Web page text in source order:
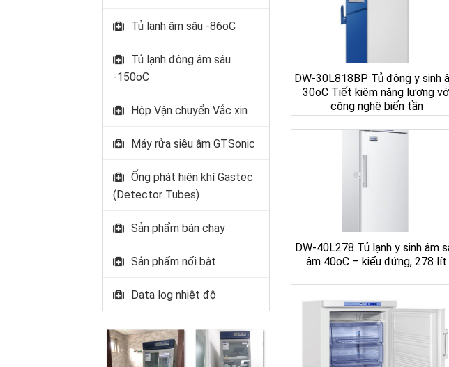
Tủ lạnh âm sâu -86oC
Tủ lạnh đông âm sâu
-150oC
Hộp Vận chuyển Vắc xin
Máy rửa siêu âm GTSonic
Ống phát hiện khí Gastec
(Detector Tubes)
Sản phẩm bán chạy
Sản phẩm nổi bật
Data log nhiệt độ
DW-30L818BP Tủ đông y sinh
30oC Tiết kiệm năng lượng
công nghệ biến tần
DW-40L278 Tủ lạnh y sinh âm
âm 40oC – kiểu đứng, 278 lít